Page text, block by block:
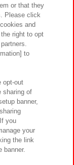
トポリシー
方針と検証結果
・お問い合わせ
or that they
Please click
and
right to opt
to
opt-out
sharing of
banner,
you
your
the link
banner.